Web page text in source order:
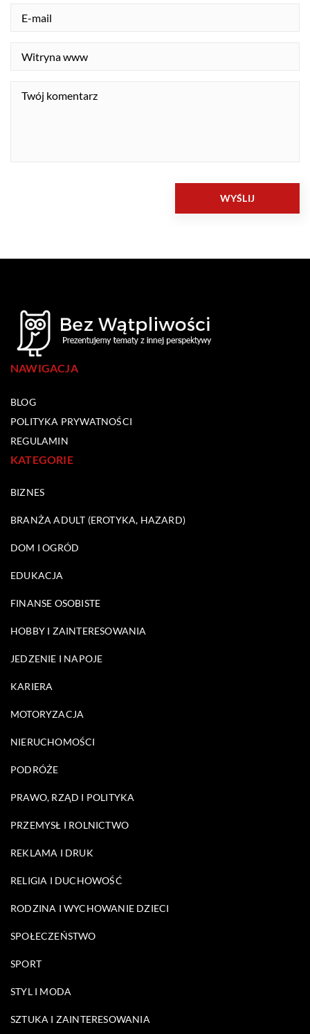
NAWIGACJA
BLOG
POLITYKA PRYWATNOŚCI
REGULAMIN
KATEGORIE
BIZNES
BRANŻA ADULT (EROTYKA, HAZARD)
DOM I OGRÓD
EDUKACJA
FINANSE OSOBISTE
HOBBY I ZAINTERESOWANIA
JEDZENIE I NAPOJE
KARIERA
MOTORYZACJA
NIERUCHOMOŚCI
PODRÓŻE
PRAWO, RZĄD I POLITYKA
PRZEMYSŁ I ROLNICTWO
REKLAMA I DRUK
RELIGIA I DUCHOWOŚĆ
RODZINA I WYCHOWANIE DZIECI
SPOŁECZEŃSTWO
SPORT
STYL I MODA
SZTUKA I ZAINTERESOWANIA